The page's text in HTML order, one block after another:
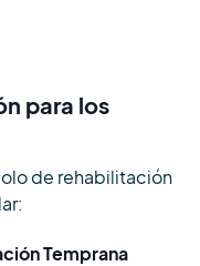
para los
de rehabilitación
Temprana